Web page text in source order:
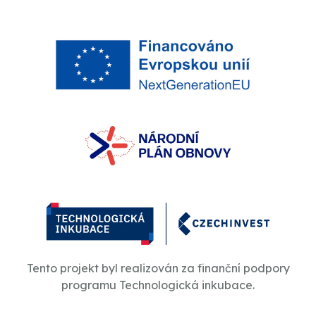
Tento projekt byl realizován za finanční podpory
programu Technologická inkubace.